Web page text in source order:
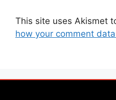
This site uses Akismet
how your comment